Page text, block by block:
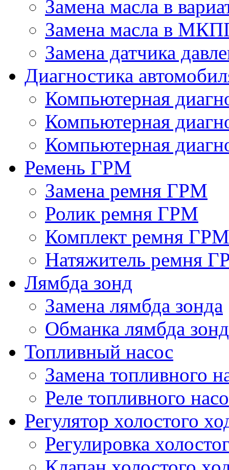
Замена масла в
Замена масла в
Замена датчика
Диагностика
Компьютерная
Компьютерная
Компьютерная
Ремень ГРМ
Замена ремня ГРМ
Ролик ремня ГРМ
Комплект ремня ГРМ
Натяжитель ремня
Лямбда зонд
Замена лямбда зонда
Обманка лямбда
Топливный насос
Замена топливного
Реле топливного
Регулятор холостого
Регулировка